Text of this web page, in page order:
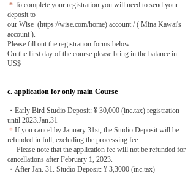
＊ To complete your registration you will need to send your
deposit to
our Wise (https://wise.com/home) account / ( Mina Kawai's
account ).
Please fill out the registration forms below.
On the first day of the course please bring in the balance in
US$
c. application for only main Course
・Early Bird Studio Deposit: ¥ 30,000 (inc.tax) registration
until 2023.Jan.31
＊ If you cancel by January 31st, the Studio Deposit will be
refunded in full, excluding the processing fee.
Please note that the application fee will not be refunded for
cancellations after February 1, 2023.
・After Jan. 31. Studio Deposit: ¥ 3,3000 (inc.tax)